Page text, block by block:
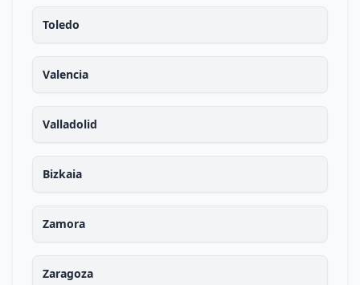
Toledo
Valencia
Valladolid
Bizkaia
Zamora
Zaragoza